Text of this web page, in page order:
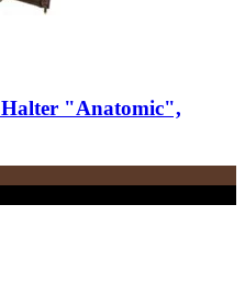
Halter "Anatomic",